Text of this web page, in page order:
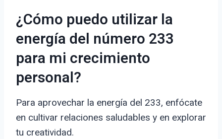
¿Cómo puedo utilizar la
energía del número 233
para mi crecimiento
personal?
Para aprovechar la energía del 233, enfócate
en cultivar relaciones saludables y en explorar
tu creatividad.